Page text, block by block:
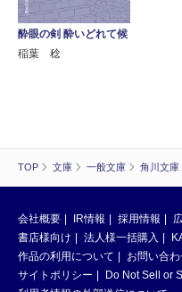
TOP 文庫 一般文庫 角川文庫
酔眼の剣 酔いどれて候
稲葉 稔
会社概要 IR情報 採用情報
書店様向け
法人様一括購入
作品の利用について
お問い合
サイトポリシー
Do Not Sell or